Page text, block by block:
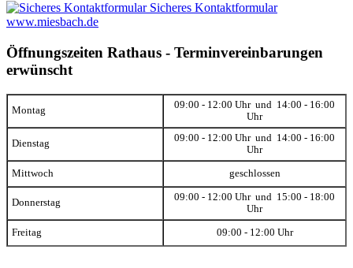
Sicheres Kontaktformular
www.miesbach.de
Öffnungszeiten Rathaus - Terminvereinbarungen
erwünscht
Montag
09:00 - 12:00 Uhr und 14:00 - 16:00
Uhr
Dienstag
09:00 - 12:00 Uhr und 14:00 - 16:00
Uhr
Mittwoch geschlossen
Donnerstag
09:00 - 12:00 Uhr und 15:00 - 18:00
Uhr
Freitag 09:00 - 12:00 Uhr